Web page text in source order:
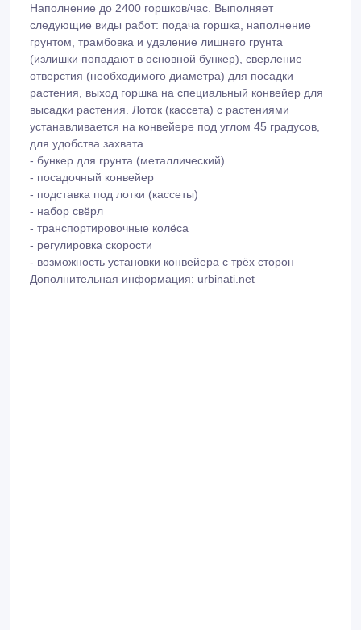
Наполнение до 2400 горшков/час. Выполняет
следующие виды работ: подача горшка, наполнение
грунтом, трамбовка и удаление лишнего грунта
(излишки попадают в основной бункер), сверление
отверстия (необходимого диаметра) для посадки
растения, выход горшка на специальный конвейер для
высадки растения. Лоток (кассета) с растениями
устанавливается на конвейере под углом 45 градусов,
для удобства захвата.
- бункер для грунта (металлический)
- посадочный конвейер
- подставка под лотки (кассеты)
- набор свёрл
- транспортировочные колёса
- регулировка скорости
- возможность установки конвейера с трёх сторон
Дополнительная информация: urbinati.net